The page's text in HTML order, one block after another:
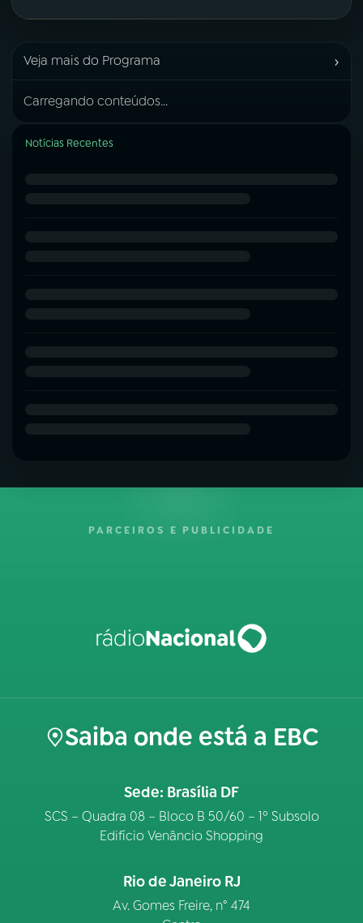
Veja mais do Programa ›
Carregando conteúdos...
Notícias Recentes
PARCEIROS E PUBLICIDADE
Saiba onde está a EBC
Sede: Brasília DF
SCS – Quadra 08 – Bloco B 50/60 – 1º Subsolo
Edifício Venâncio Shopping
Rio de Janeiro RJ
Av. Gomes Freire, n° 474